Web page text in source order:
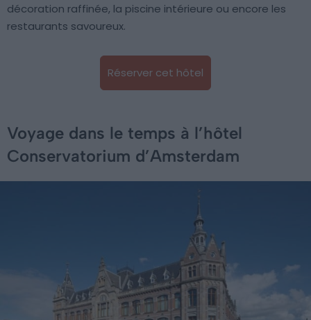
décoration raffinée, la piscine intérieure ou encore les
restaurants savoureux.
Réserver cet hôtel
Voyage dans le temps à l’hôtel
Conservatorium d’Amsterdam